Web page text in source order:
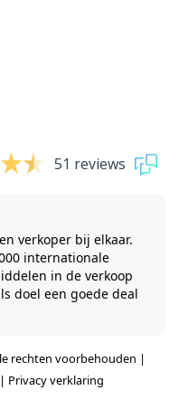
51 reviews
verkoper bij elkaar.
internationale
in de verkoop
doel een goede deal
rechten voorbehouden |
| Privacy verklaring